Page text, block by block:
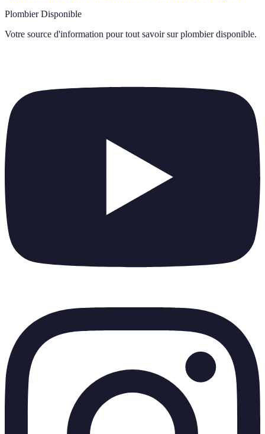
Plombier Disponible
Votre source d'information pour tout savoir sur plombier disponible.